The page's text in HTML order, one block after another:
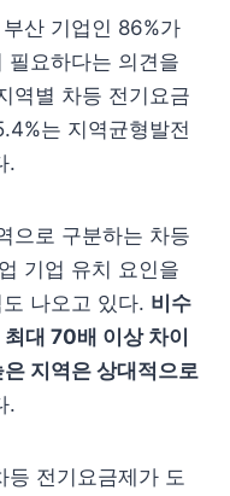
산 기업인 86%가
필요하다는 의견을
역별 차등 전기요금
는 지역균형발전
.
으로 구분하는 차등
기업 유치 요인을
나오고 있다. 비수
대 70배 이상 차이
지역은 상대적으로
.
등 전기요금제가 도